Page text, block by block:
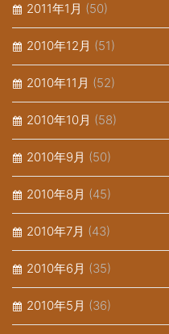
2011年1月 (50)
2010年12月 (51)
2010年11月 (52)
2010年10月 (58)
2010年9月 (50)
2010年8月 (45)
2010年7月 (43)
2010年6月 (35)
2010年5月 (36)